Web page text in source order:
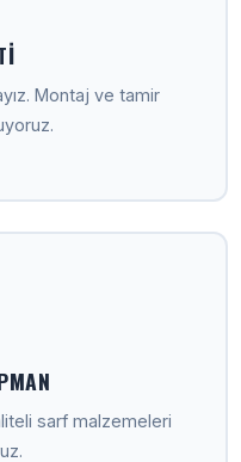
Montaj ve tamir
sarf malzemeleri